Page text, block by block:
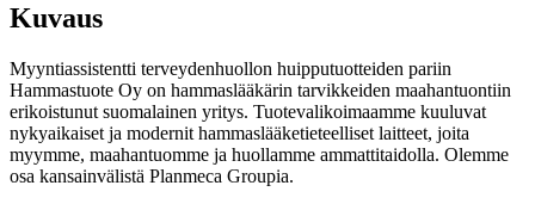
Kuvaus
Myyntiassistentti terveydenhuollon huipputuotteiden pariin
Hammastuote Oy on hammaslääkärin tarvikkeiden maahantuontiin
erikoistunut suomalainen yritys. Tuotevalikoimaamme kuuluvat
nykyaikaiset ja modernit hammaslääketieteelliset laitteet, joita
myymme, maahantuomme ja huollamme ammattitaidolla. Olemme
osa kansainvälistä Planmeca Groupia.